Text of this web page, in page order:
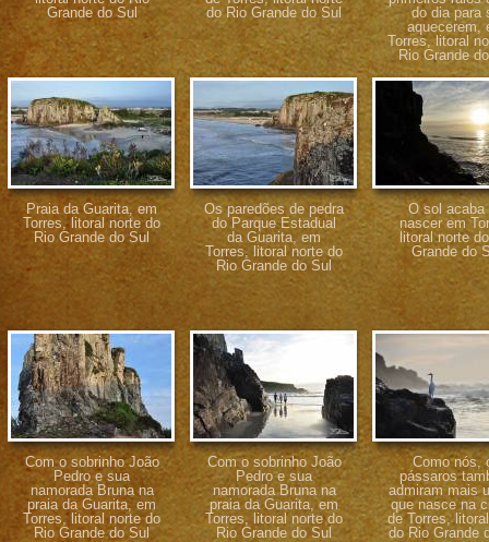
Grande do Sul
do Rio Grande do Sul
do dia para
aquecerem,
Torres, litoral
Rio Grande
Praia da Guarita, em
Torres, litoral norte do
Rio Grande do Sul
Os paredões de pedra
do Parque Estadual
da Guarita, em
Torres, litoral norte do
Rio Grande do Sul
O sol acaba
nascer em
litoral norte
Grande do
Com o sobrinho João
Pedro e sua
namorada Bruna na
praia da Guarita, em
Torres, litoral norte do
Rio Grande do Sul
Com o sobrinho João
Pedro e sua
namorada Bruna na
praia da Guarita, em
Torres, litoral norte do
Rio Grande do Sul
Como nós,
pássaros
admiram mais
que nasce na
de Torres,
do Rio Grande